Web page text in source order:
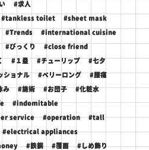
#求人
#tankless toilet #sheet mask
#Trends #international cuisine
#びっくり #close friend
#１塁 #チューリップ #七夕
ショナル #ベリーロング #腰痛
み #施術 #お団子 #化粧水
#indomitable
service #operation #tall
#electrical appliances
#鉄鋼 #覆面 #しめ飾り